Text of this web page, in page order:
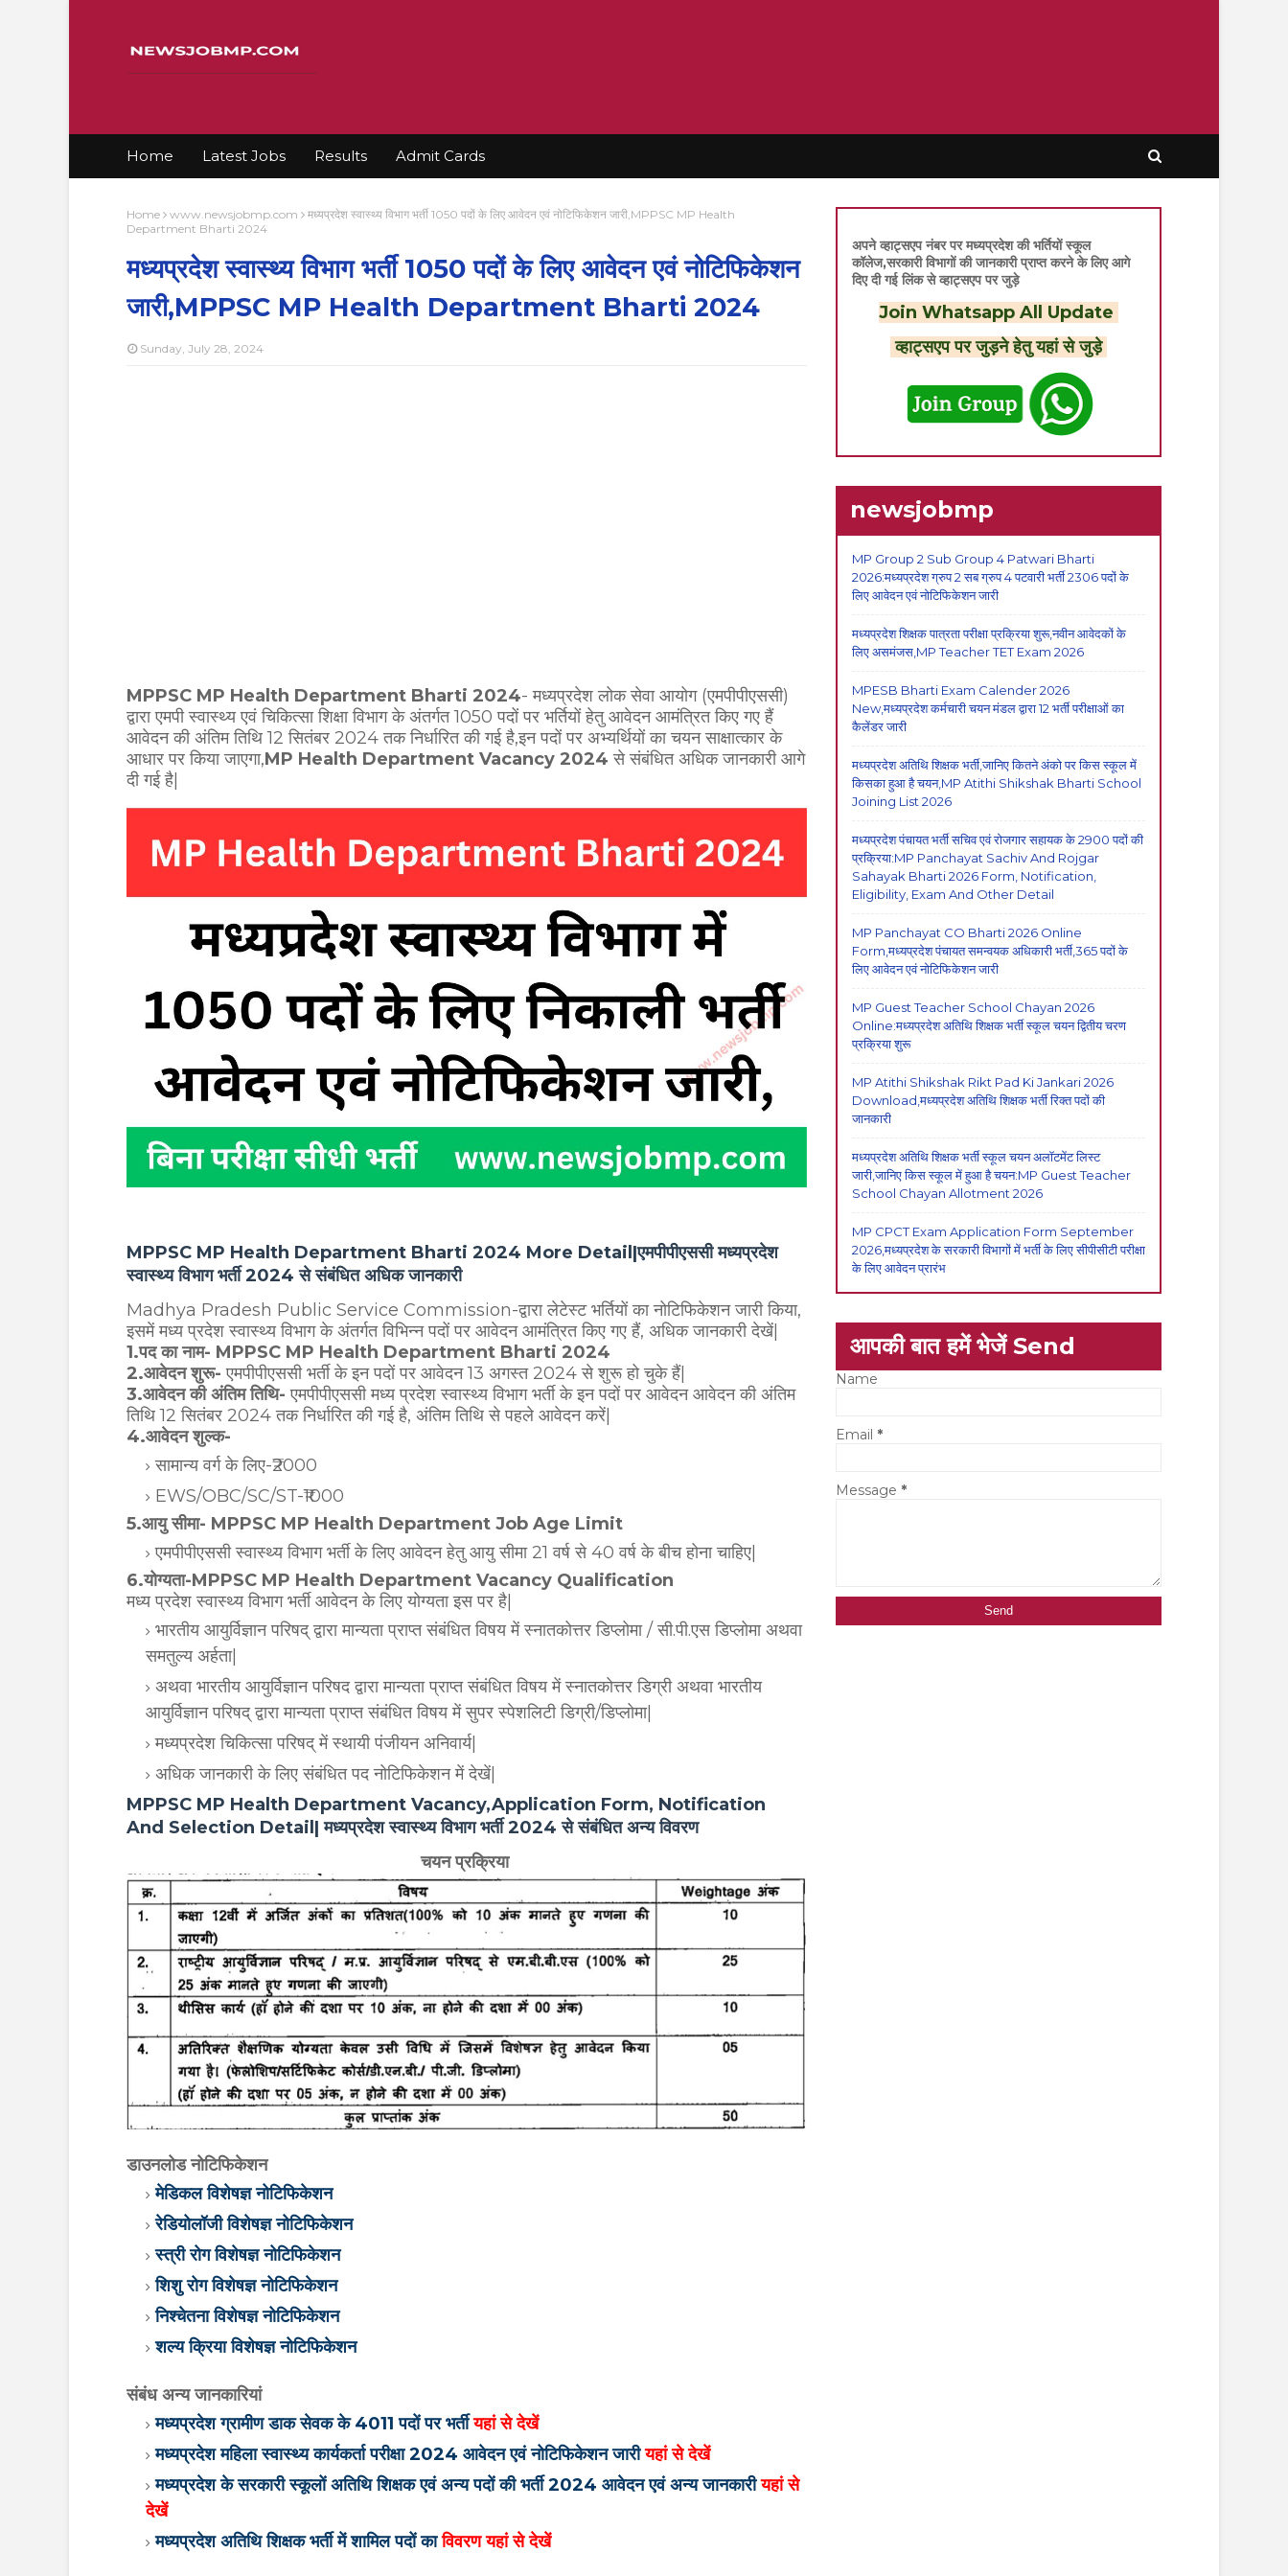
Home Latest Jobs Results Admit Cards
Home www.newsjobmp.com
मध्यप्रदेश स्वास्थ्य विभाग भर्ती 1050 पदों के लिए आवेदन एवं नोटिफिकेशन जारी,MPPSC MP Health
Department Bharti 2024
मध्यप्रदेश स्वास्थ्य विभाग भर्ती 1050 पदों के लिए आवेदन एवं नोटिफिकेशन
जारी,MPPSC MP Health Department Bharti 2024
Sunday, July 28, 2024
MPPSC MP Health Department Bharti 2024- मध्यप्रदेश लोक सेवा आयोग (एमपीपीएससी)
द्वारा एमपी स्वास्थ्य एवं चिकित्सा शिक्षा विभाग के अंतर्गत 1050 पदों पर भर्तियों हेतु आवेदन आमंत्रित किए गए हैं
आवेदन की अंतिम तिथि 12 सितंबर 2024 तक निर्धारित की गई है,इन पदों पर अभ्यर्थियों का चयन साक्षात्कार के
आधार पर किया जाएगा,MP Health Department Vacancy 2024से संबंधित अधिक जानकारी आगे
दी गई है|
MPPSC MP Health Department Bharti 2024 More Detail|एमपीपीएससी मध्यप्रदेश
स्वास्थ्य विभाग भर्ती 2024 से संबंधित अधिक जानकारी
Madhya Pradesh Public Service Commission-द्वारा लेटेस्ट भर्तियों का नोटिफिकेशन जारी किया,
इसमें मध्य प्रदेश स्वास्थ्य विभाग के अंतर्गत विभिन्न पदों पर आवेदन आमंत्रित किए गए हैं, अधिक जानकारी देखें|
1.पद का नाम- MPPSC MP Health Department Bharti 2024
2.आवेदन शुरू-एमपीपीएससी भर्ती के इन पदों पर आवेदन 13 अगस्त 2024 से शुरू हो चुके हैं|
3.आवेदन की अंतिम तिथि-एमपीपीएससी मध्य प्रदेश स्वास्थ्य विभाग भर्ती के इन पदों पर आवेदन आवेदन की अंतिम
तिथि 12 सितंबर 2024 तक निर्धारित की गई है, अंतिम तिथि से पहले आवेदन करें|
4.आवेदन शुल्क-
सामान्य वर्ग के लिए-₹2000
EWS/OBC/SC/ST-₹1000
5.आयु सीमा- MPPSC MP Health Department Job Age Limit
एमपीपीएससी स्वास्थ्य विभाग भर्ती के लिए आवेदन हेतु आयु सीमा 21 वर्ष से 40 वर्ष के बीच होना चाहिए|
6.योग्यता-MPPSC MP Health Department Vacancy Qualification
मध्य प्रदेश स्वास्थ्य विभाग भर्ती आवेदन के लिए योग्यता इस पर है|
भारतीय आयुर्विज्ञान परिषद् द्वारा मान्यता प्राप्त संबंधित विषय में स्नातकोत्तर डिप्लोमा / सी.पी.एस डिप्लोमाअथवा
समतुल्य अर्हता|
अथवा भारतीय आयुर्विज्ञान परिषद द्वारा मान्यता प्राप्त संबंधित विषय में स्नातकोत्तर डिग्री अथवा भारतीय
आयुर्विज्ञान परिषद् द्वारा मान्यता प्राप्त संबंधित विषय में सुपर स्पेशलिटी डिग्री/डिप्लोमा|
मध्यप्रदेश चिकित्सा परिषद् में स्थायी पंजीयन अनिवार्य|
अधिक जानकारी के लिए संबंधित पद नोटिफिकेशन में देखें|
MPPSC MP Health Department Vacancy,Application Form, Notification
And Selection Detail| मध्यप्रदेश स्वास्थ्य विभाग भर्ती 2024 से संबंधित अन्य विवरण
चयन प्रक्रिया
डाउनलोड नोटिफिकेशन
मेडिकल विशेषज्ञ नोटिफिकेशन
रेडियोलॉजी विशेषज्ञ नोटिफिकेशन
स्त्री रोग विशेषज्ञ नोटिफिकेशन
शिशु रोग विशेषज्ञ नोटिफिकेशन
निश्चेतना विशेषज्ञ नोटिफिकेशन
शल्य क्रिया विशेषज्ञ नोटिफिकेशन
संबंध अन्य जानकारियां
मध्यप्रदेश ग्रामीण डाक सेवक के 4011 पदों पर भर्ती यहां से देखें
मध्यप्रदेश महिला स्वास्थ्य कार्यकर्ता परीक्षा 2024 आवेदन एवं नोटिफिकेशन जारीयहां से देखें
मध्यप्रदेश के सरकारी स्कूलों अतिथि शिक्षक एवं अन्य पदों की भर्ती 2024 आवेदन एवं अन्य जानकारीयहां से
देखें
मध्यप्रदेश अतिथि शिक्षक भर्ती में शामिल पदों काविवरण यहां से देखें
अपने व्हाट्सएप नंबर पर मध्यप्रदेश की भर्तियों स्कूल
कॉलेज,सरकारी विभागों की जानकारी प्राप्त करने के लिए आगे
दिए दी गई लिंक से व्हाट्सएप पर जुड़े
Join Whatsapp All Update
व्हाट्सएप पर जुड़ने हेतु यहां से जुड़े
newsjobmp
MP Group 2 Sub Group 4 Patwari Bharti
2026:मध्यप्रदेश ग्रुप 2 सब ग्रुप 4 पटवारी भर्ती 2306 पदों के
लिए आवेदन एवं नोटिफिकेशन जारी
मध्यप्रदेश शिक्षक पात्रता परीक्षा प्रक्रिया शुरू,नवीन आवेदकों के
लिए असमंजस,MP Teacher TET Exam 2026
MPESB Bharti Exam Calender 2026
New,मध्यप्रदेश कर्मचारी चयन मंडल द्वारा 12 भर्ती परीक्षाओं का
कैलेंडर जारी
मध्यप्रदेश अतिथि शिक्षक भर्ती,जानिए कितने अंको पर किस स्कूल में
किसका हुआ है चयन,MP Atithi Shikshak Bharti School
Joining List 2026
मध्यप्रदेश पंचायत भर्ती सचिव एवं रोजगार सहायक के 2900 पदों की
प्रक्रिया:MP Panchayat Sachiv And Rojgar
Sahayak Bharti 2026 Form, Notification,
Eligibility, Exam And Other Detail
MP Panchayat CO Bharti 2026 Online
Form,मध्यप्रदेश पंचायत समन्वयक अधिकारी भर्ती,365 पदों के
लिए आवेदन एवं नोटिफिकेशन जारी
MP Guest Teacher School Chayan 2026
Online:मध्यप्रदेश अतिथि शिक्षक भर्ती स्कूल चयन द्वितीय चरण
प्रक्रिया शुरू
MP Atithi Shikshak Rikt Pad Ki Jankari 2026
Download,मध्यप्रदेश अतिथि शिक्षक भर्ती रिक्त पदों की
जानकारी
मध्यप्रदेश अतिथि शिक्षक भर्ती स्कूल चयन अलॉटमेंट लिस्ट
जारी,जानिए किस स्कूल में हुआ है चयन:MP Guest Teacher
School Chayan Allotment 2026
MP CPCT Exam Application Form September
2026,मध्यप्रदेश के सरकारी विभागों में भर्ती के लिए सीपीसीटी परीक्षा
के लिए आवेदन प्रारंभ
आपकी बात हमें भेजें Send
Name
Email *
Message *